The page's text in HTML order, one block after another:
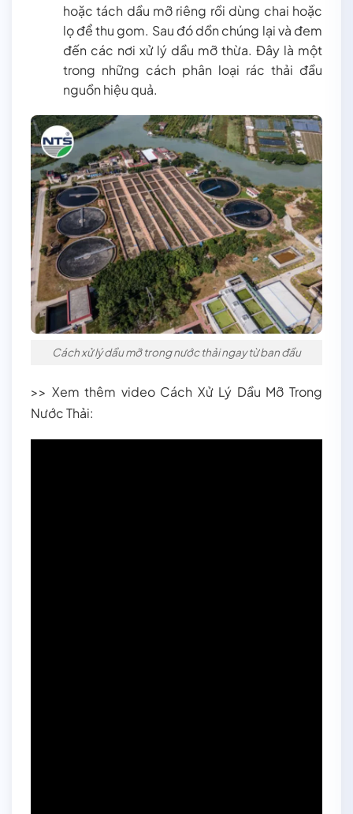
hoặc tách dầu mỡ riêng rồi dùng chai hoặc
lọ để thu gom. Sau đó dồn chúng lại và đem
đến các nơi xử lý dầu mỡ thừa. Đây là một
trong những cách phân loại rác thải đầu
nguồn hiệu quả.
Cách xử lý dầu mỡ trong nước thải ngay từ ban đầu
>> Xem thêm video Cách Xử Lý Dầu Mỡ Trong
Nước Thải: